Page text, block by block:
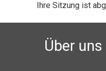
Ihre Sitzung ist
Über uns